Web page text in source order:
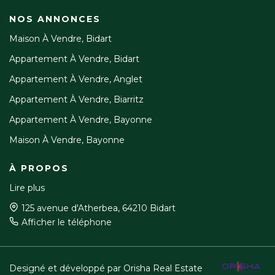
NOS ANNONCES
Maison À Vendre, Bidart
Appartement À Vendre, Bidart
Appartement À Vendre, Anglet
Appartement À Vendre, Biarritz
Appartement À Vendre, Bayonne
Maison À Vendre, Bayonne
À PROPOS
Lire plus
125 avenue d'Atherbea, 64210 Bidart
Afficher le téléphone
Designé et développé par Orisha Real Estate